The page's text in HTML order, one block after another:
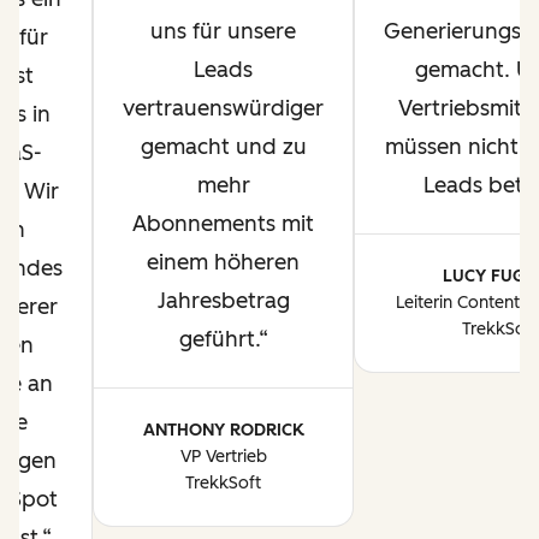
für
in
Wir
an
uns für unsere
Leads
vertrauenswürdiger
gemacht und zu
mehr
Abonnements mit
einem höheren
Jahresbetrag
geführt.
ANTHONY RODRICK
VP Vertrieb
TrekkSoft
gemacht.
müssen nicht
Leads
LUCY
Leiterin Content-
TrekkSoft